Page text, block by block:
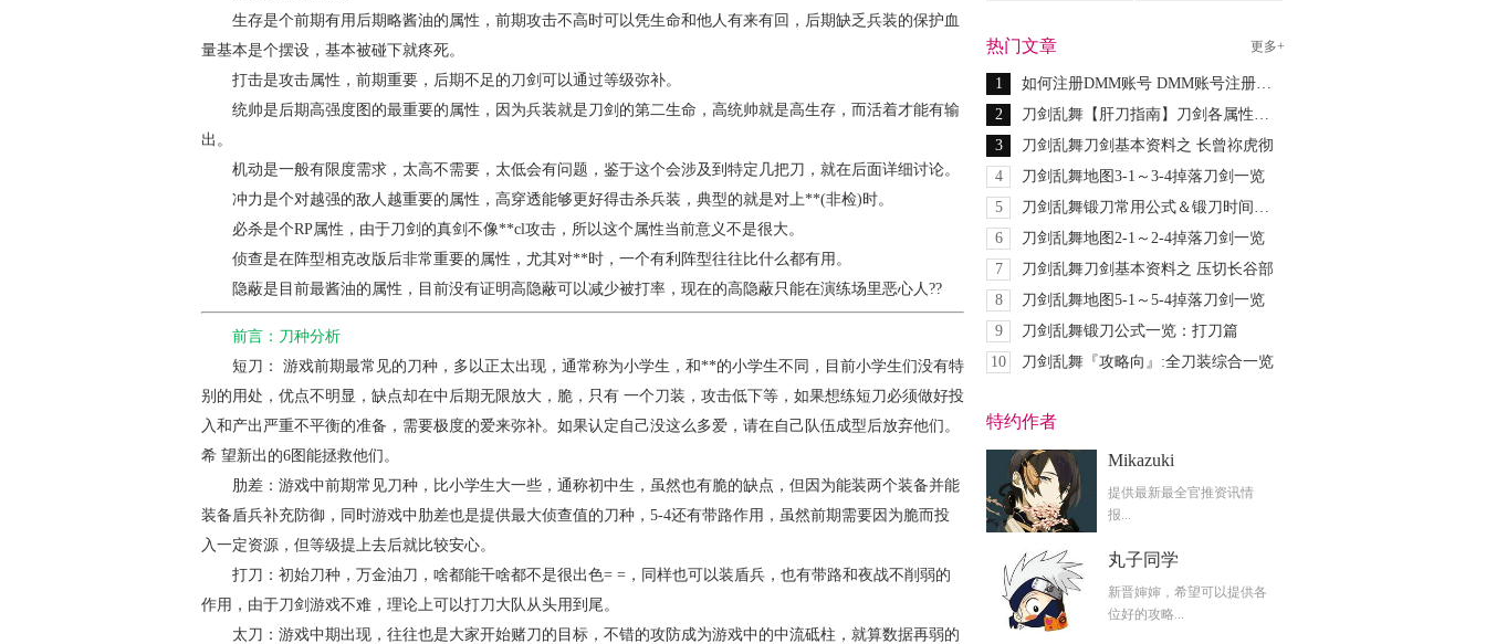
生存是个前期有用后期略酱油的属性，前期攻击不高时可以凭生命和他人有来有回，后期缺乏兵装的保护血
量基本是个摆设，基本被碰下就疼死。
打击是攻击属性，前期重要，后期不足的刀剑可以通过等级弥补。
统帅是后期高强度图的最重要的属性，因为兵装就是刀剑的第二生命，高统帅就是高生存，而活着才能有输
出。
机动是一般有限度需求，太高不需要，太低会有问题，鉴于这个会涉及到特定几把刀，就在后面详细讨论。
冲力是个对越强的敌人越重要的属性，高穿透能够更好得击杀兵装，典型的就是对上**(非检)时。
必杀是个RP属性，由于刀剑的真剑不像**cl攻击，所以这个属性当前意义不是很大。
侦查是在阵型相克改版后非常重要的属性，尤其对**时，一个有利阵型往往比什么都有用。
隐蔽是目前最酱油的属性，目前没有证明高隐蔽可以减少被打率，现在的高隐蔽只能在演练场里恶心人??
前言：刀种分析
短刀 ： 游戏前期最常见的刀种，多以正太出现，通常称为小学生，和**的小学生不同，目前小学生们没有特
别的用处，优点不明显，缺点却在中后期无限放大，脆，只有 一个刀装，攻击低下等，如果想练短刀必须做好投
入和产出严重不平衡的准备，需要极度的爱来弥补。如果认定自己没这么多爱，请在自己队伍成型后放弃他们。
希 望新出的6图能拯救他们。
肋差 ：游戏中前期常见刀种，比小学生大一些，通称初中生，虽然也有脆的缺点，但因为能装两个装备并能
装备盾兵补充防御，同时游戏中肋差也是提供最大侦查值的刀种，5-4还有带路作用，虽然前期需要因为脆而投
入一定资源，但等级提上去后就比较安心。
打刀 ：初始刀种，万金油刀，啥都能干啥都不是很出色= =，同样也可以装盾兵，也有带路和夜战不削弱的
作用，由于刀剑游戏不难，理论上可以打刀大队从头用到尾。
太刀 ：游戏中期出现，往往也是大家开始赌刀的目标，不错的攻防成为游戏中的中流砥柱，就算数据再弱的
热门文章 更多+
1
如何注册DMM账号 DMM账号注册图文教程
2
刀剑乱舞【肝刀指南】刀剑各属性排名及个人推荐
3
刀剑乱舞刀剑基本资料之 长曾祢虎彻
4
刀剑乱舞地图3-1～3-4掉落刀剑一览
5
刀剑乱舞锻刀常用公式＆锻刀时间大全
6
刀剑乱舞地图2-1～2-4掉落刀剑一览
7
刀剑乱舞刀剑基本资料之 压切长谷部
8
刀剑乱舞地图5-1～5-4掉落刀剑一览
9
刀剑乱舞锻刀公式一览：打刀篇
10
刀剑乱舞『攻略向』:全刀装综合一览
特约作者
Mikazuki
提供最新最全官推资讯情
报...
丸子同学
新晋婶婶，希望可以提供各
位好的攻略...